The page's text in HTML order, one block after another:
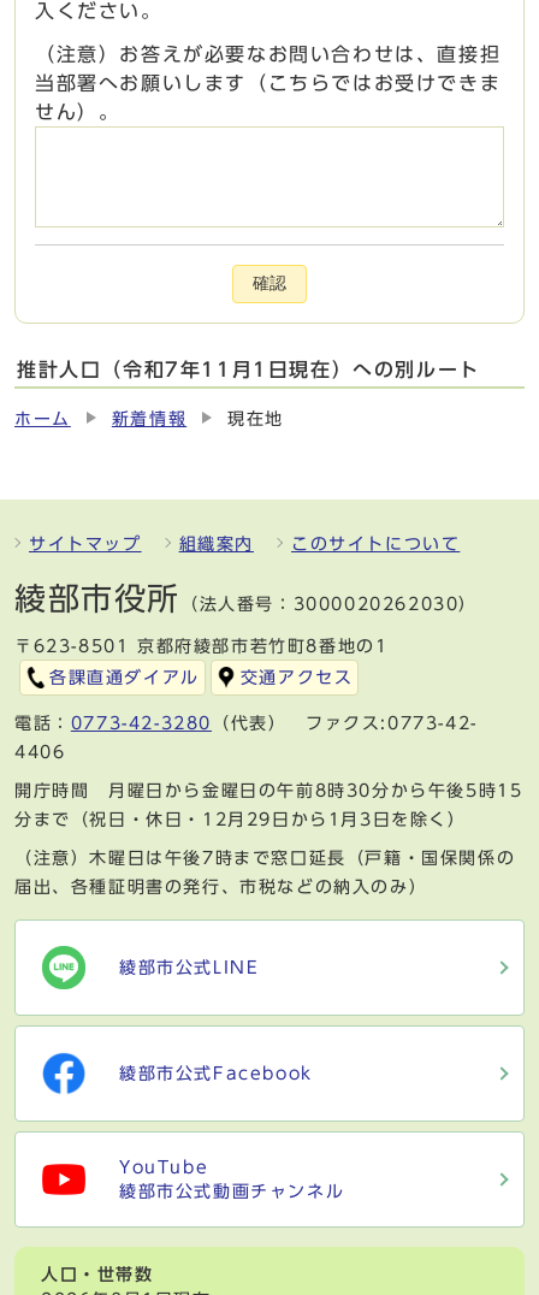
入ください。
（注意）お答えが必要なお問い合わせは、直接担
当部署へお願いします（こちらではお受けできま
せん）。
確認
推計人口（令和7年11月1日現在）への別ルート
ホーム 新着情報 現在地
サイトマップ 組織案内 このサイトについて
綾部市役所 （法人番号：3000020262030）
〒623-8501 京都府綾部市若竹町8番地の1
各課直通ダイアル
交通アクセス
電話： 0773-42-3280
（代表） ファクス:0773-42-
4406
開庁時間 月曜日から金曜日の午前8時30分から午後5時15
分まで（祝日・休日・12月29日から1月3日を除く）
（注意）木曜日は午後7時まで窓口延長（戸籍・国保関係の
届出、各種証明書の発行、市税などの納入のみ）
綾部市公式LINE
綾部市公式Facebook
YouTube
綾部市公式動画チャンネル
人口・世帯数